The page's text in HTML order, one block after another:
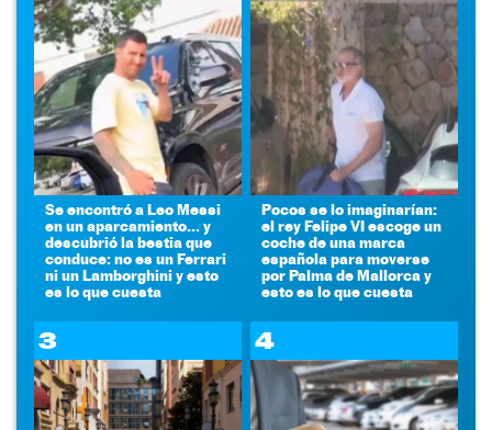
Se encontró a Leo Messi
en un aparcamiento... y
descubrió la bestia que
conduce: no es un Ferrari
ni un Lamborghini y esto
es lo que cuesta
Pocos se lo imaginarían:
el rey Felipe VI escoge un
coche de una marca
española para moverse
por Palma de Mallorca y
esto es lo que cuesta
3 4